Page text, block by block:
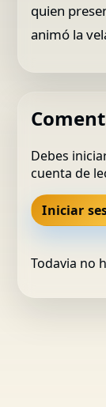
quien
animó la
Debes
cuenta de
Iniciar
Todavia no